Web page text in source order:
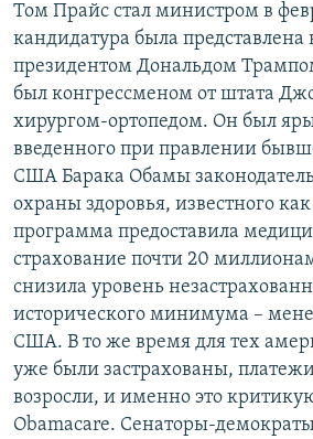
Том Прайс стал министром в
кандидатура была представлена
президентом Дональдом
был конгрессменом от штата
хирургом-ортопедом. Он был
введенного при правлении
США Барака Обамы
охраны здоровья, известного
программа предоставила
страхование почти 20
снизила уровень
исторического минимума –
США. В то же время для тех
уже были застрахованы,
возросли, и именно это
Obamacare. Сенаторы-